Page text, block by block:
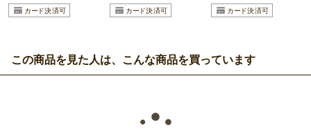
この商品を見た人は、こんな商品を買っています